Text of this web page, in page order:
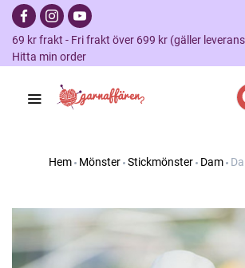
69 kr frakt - Fri frakt över 699 kr (gäller
Hitta min order
Hem Mönster Stickmönster Dam